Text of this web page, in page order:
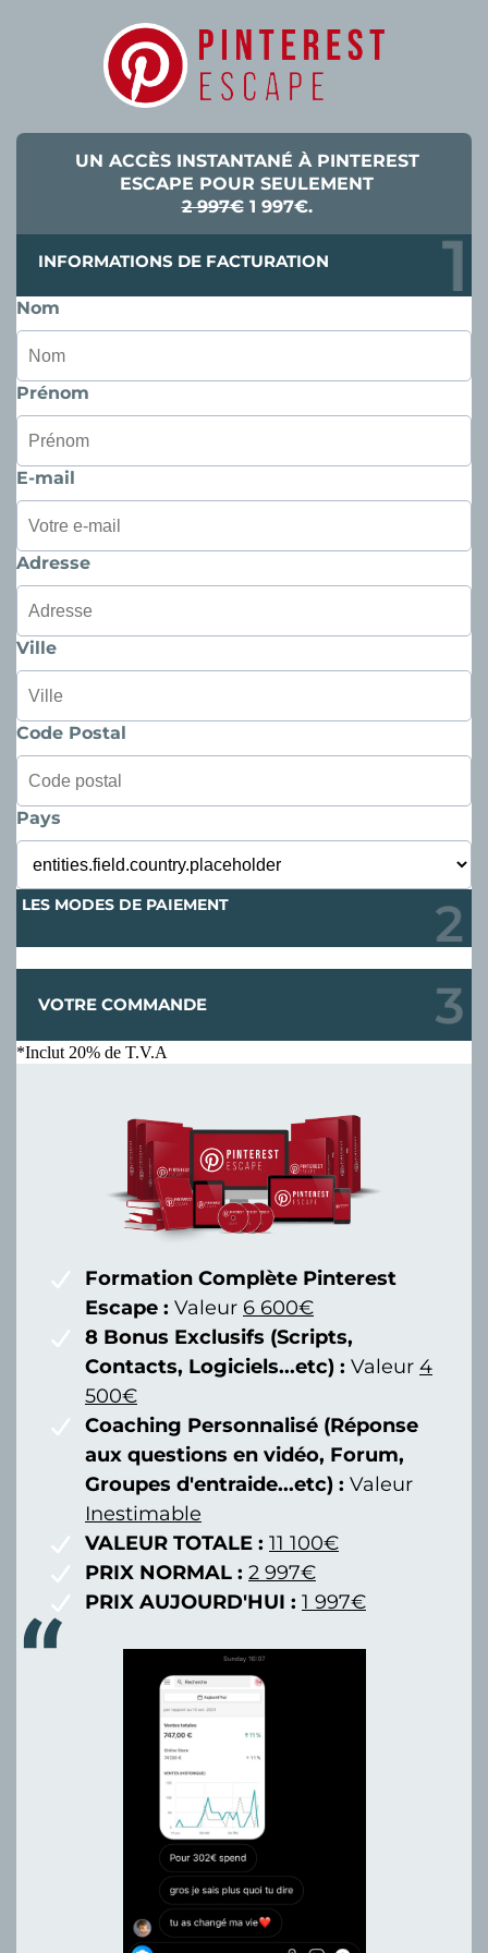
UN ACCÈS INSTANTANÉ À PINTEREST
ESCAPE POUR SEULEMENT
2 997€1 997€.
INFORMATIONS DE FACTURATION
Nom
Prénom
E-mail
Adresse
Ville
Code Postal
Pays
LES MODES DE PAIEMENT
VOTRE COMMANDE
*Inclut 20% de T.V.A
Formation Complète Pinterest
Escape : Valeur 6 600€
8 Bonus Exclusifs (Scripts,
Contacts, Logiciels...etc) : Valeur 4
500€
Coaching Personnalisé (Réponse
aux questions en vidéo, Forum,
Groupes d'entraide...etc) : Valeur
Inestimable
VALEUR TOTALE : 11 100€
PRIX NORMAL : 2 997€
PRIX AUJOURD'HUI : 1 997€